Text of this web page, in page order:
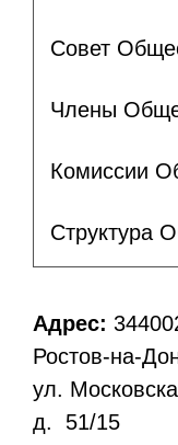
Совет
Члены
Комиссии
Структура
Адрес:
Ростов-на-
ул.
д. 51/15